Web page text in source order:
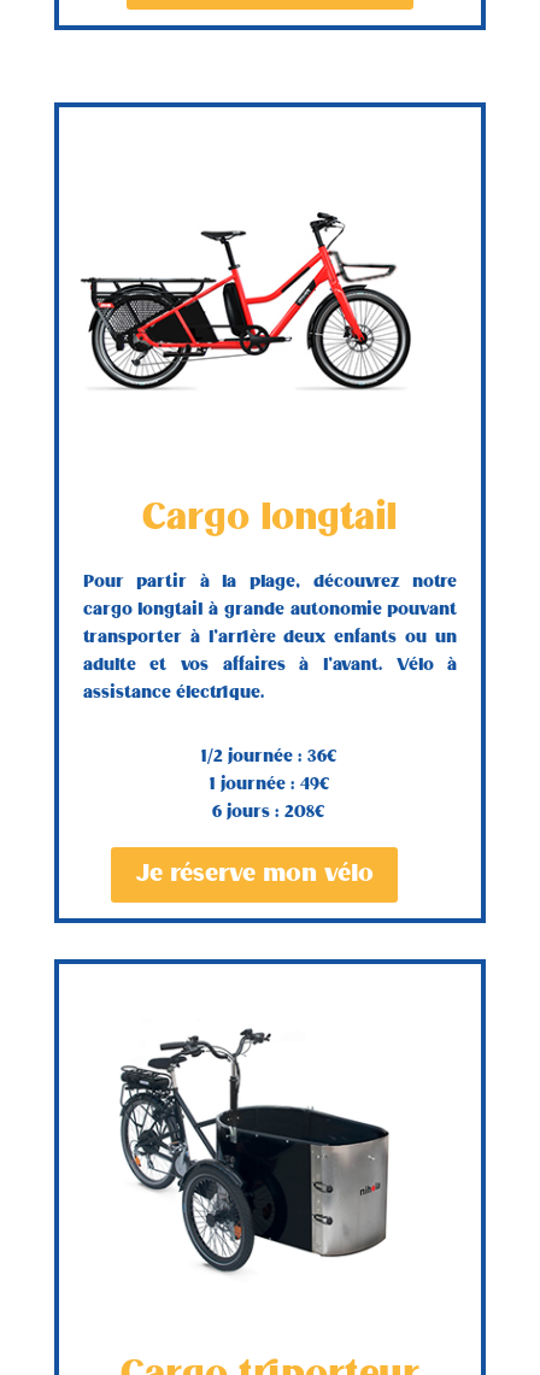
Cargo longtail
Pour partir à la plage, découvrez notre
cargo longtail à grande autonomie pouvant
transporter à l’arrière deux enfants ou un
adulte et vos affaires à l’avant. Vélo à
assistance électrique.
1/2 journée : 36€
1 journée : 49€
6 jours : 208€
Je réserve mon vélo